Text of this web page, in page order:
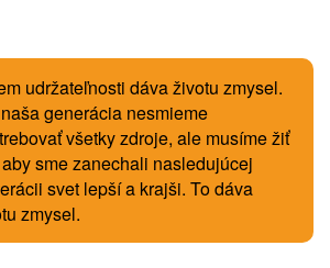
udržateľnosti dáva životu zmysel.
generácia nesmieme
všetky zdroje, ale musíme žiť
sme zanechali nasledujúcej
svet lepší a krajši. To dáva
zmysel.